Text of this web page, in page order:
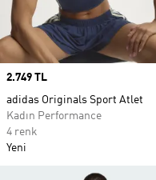
Price
2.749 TL
adidas Originals Sport Atlet
Kadın Performance
4 renk
Yeni